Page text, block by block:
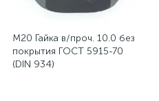
М20 Гайка в/проч. 10.0 без
покрытия ГОСТ 5915-70
(DIN 934)